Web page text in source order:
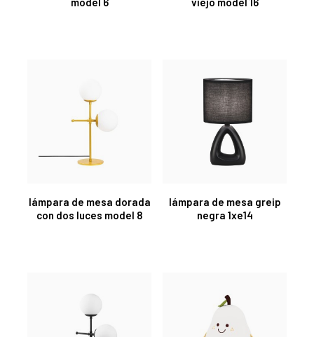
lámpara de mesa dorada
con dos luces model 8
lámpara de mesa greip
negra 1xe14